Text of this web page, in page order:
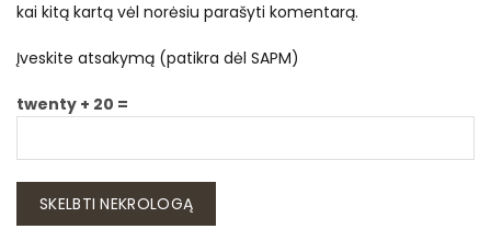
kai kitą kartą vėl norėsiu parašyti komentarą.
Įveskite atsakymą (patikra dėl SAPM)
twenty + 20 =